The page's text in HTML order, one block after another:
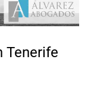
Tenerife